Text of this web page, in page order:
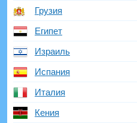
Грузия
Египет
Израиль
Испания
Италия
Кения